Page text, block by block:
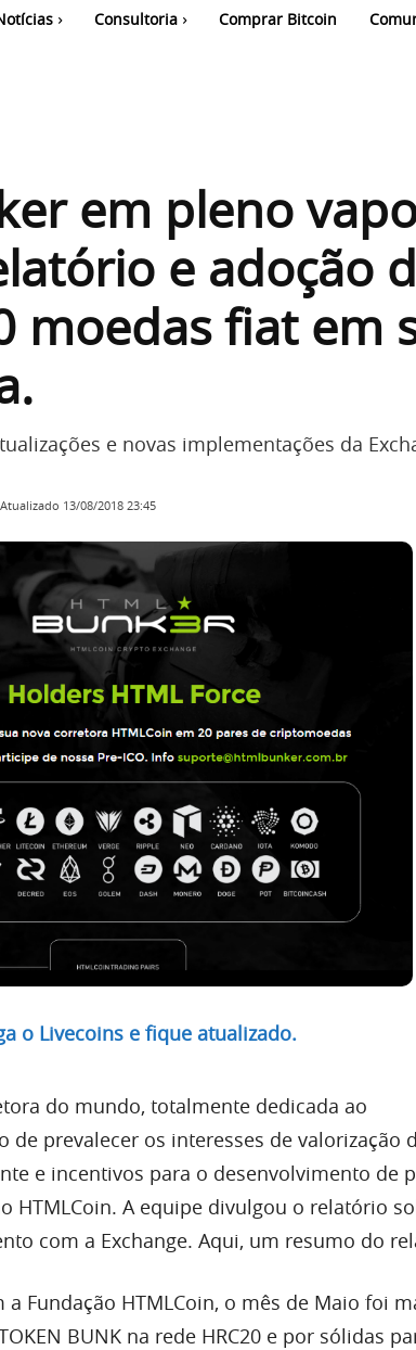
Consultoria Comprar Bitcoin
em pleno
e adoção
moedas fiat em
e novas implementações da
Atualizado 13/08/2018 23:45
o Livecoins e fique atualizado.
do mundo, totalmente dedicada ao
de prevalecer os interesses de valorização
e incentivos para o desenvolvimento de
HTMLCoin. A equipe divulgou o relatório
com a Exchange. Aqui, um resumo do
Fundação HTMLCoin, o mês de Maio foi
BUNK na rede HRC20 e por sólidas